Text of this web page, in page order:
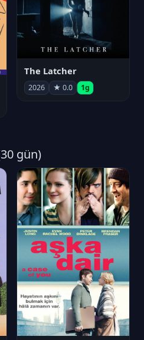
The Latcher
2026 ★ 0.0 1g
gün)